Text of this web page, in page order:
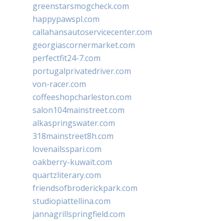
greenstarsmogcheck.com
happypawspl.com
callahansautoservicecenter.com
georgiascornermarket.com
perfectfit24-7.com
portugalprivatedriver.com
von-racer.com
coffeeshopcharleston.com
salon104mainstreet.com
alkaspringswater.com
318mainstreet8h.com
lovenailsspari.com
oakberry-kuwait.com
quartzliterary.com
friendsofbroderickpark.com
studiopiattellina.com
jannagrillspringfield.com